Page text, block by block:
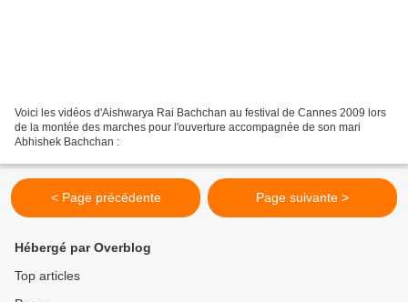
Voici les vidéos d'Aishwarya Rai Bachchan au festival de Cannes 2009 lors
de la montée des marches pour l'ouverture accompagnée de son mari
Abhishek Bachchan :
< Page précédente Page suivante >
Hébergé par Overblog
Top articles